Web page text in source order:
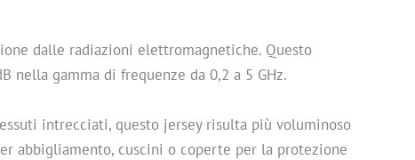
dalle radiazioni elettromagnetiche. Questo
nella gamma di frequenze da 0,2 a 5 GHz.
intrecciati, questo jersey risulta più voluminoso
abbigliamento, cuscini o coperte per la protezione